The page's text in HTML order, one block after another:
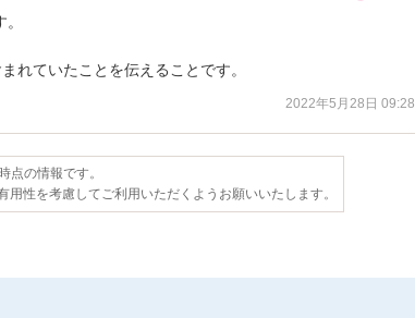
れていたことを伝えることです。
2022年5月28日 09:28
点の情報です。
用性を考慮してご利用いただくようお願いいたします。